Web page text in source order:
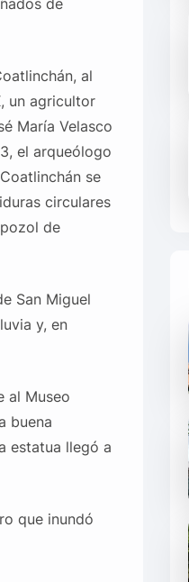
al
un agricultor
María Velasco
el arqueólogo
se
circulares
de
San Miguel
y, en
al Museo
buena
estatua llegó a
que inundó